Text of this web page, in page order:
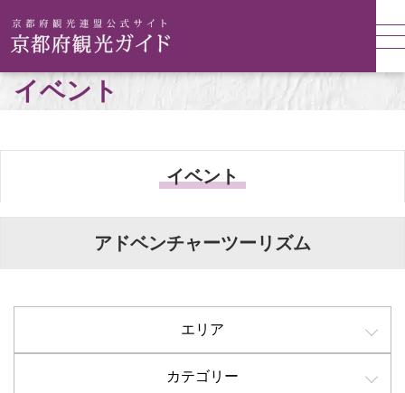
イベント
イベント
アドベンチャーツーリズム
エリア
カテゴリー